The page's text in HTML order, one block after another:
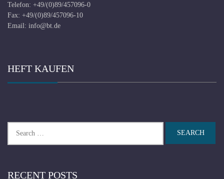
Telefon: +49/(0)89/457096-0
Fax: +49/(0)89/457096-10
Email: info@bt.de
HEFT KAUFEN
for:
RECENT POSTS